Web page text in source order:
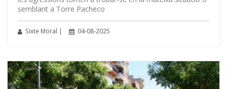
semblant a Torre Pacheco
Sixte Moral | 04-08-2025